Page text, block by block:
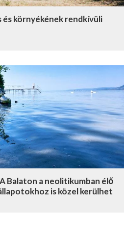
környékének rendkívüli
Balaton a neolitikumban élő
is közel kerülhet